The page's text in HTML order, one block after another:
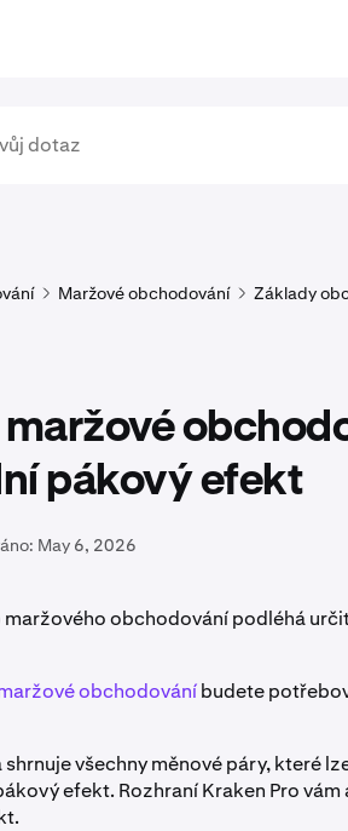
Maržové obchodování Základy
maržové
pákový efekt
May 6, 2026
obchodování podléhá
obchodováníbudete
všechny měnové páry, které
efekt. Rozhraní Kraken Pro